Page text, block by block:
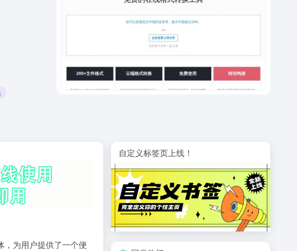
，为用户提供了一个便
自定义标签页上线！